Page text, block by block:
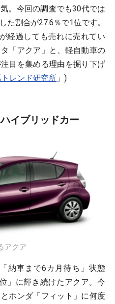
。今回の調査でも30代では
た割合が27.6％で1位です。
経過しても売れに売れてい
「アクア」と、軽自動車の
目を集める理由を掘り下げ
レンド研究所 」)
イブリッドカー
アクア
納車まで6カ月待ち」状態
」に輝き続けたアクア。今
ホンダ「フィット」に何度